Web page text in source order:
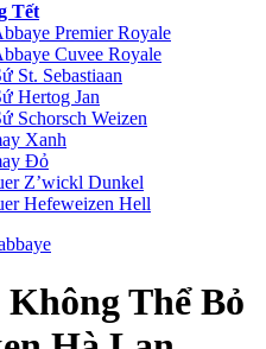
Tết
Premier Royale
Cuvee Royale
St. Sebastiaan
Hertog Jan
Schorsch Weizen
Xanh
Đỏ
Z’wickl Dunkel
Hefeweizen Hell
Thể Bỏ